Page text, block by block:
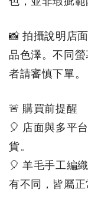
📸 拍攝說明店
品色澤。不同
者請審慎下單。
🚨 購買前提醒
🎈 店面與多平
貨。
🎈 羊毛手工編
有不同，皆屬正